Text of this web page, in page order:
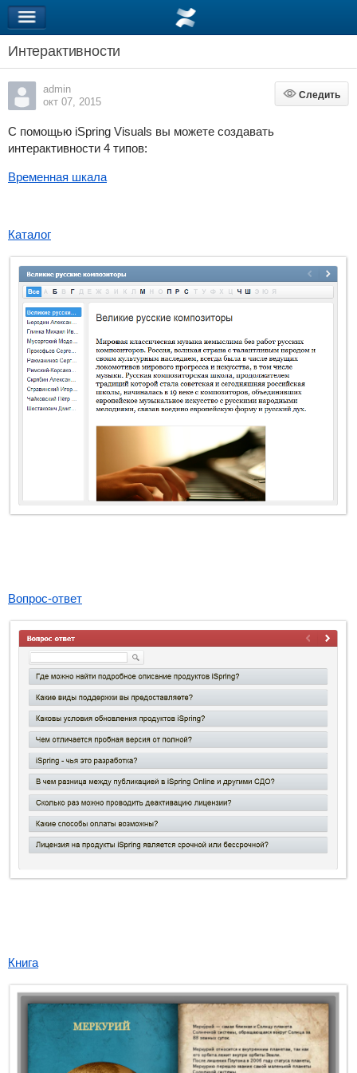
Интерактивности
admin
окт 07, 2015
Следить
Следить
С помощью iSpring Visuals вы можете создавать
интерактивности 4 типов:
Временная шкала
Каталог
Вопрос-ответ
Книга